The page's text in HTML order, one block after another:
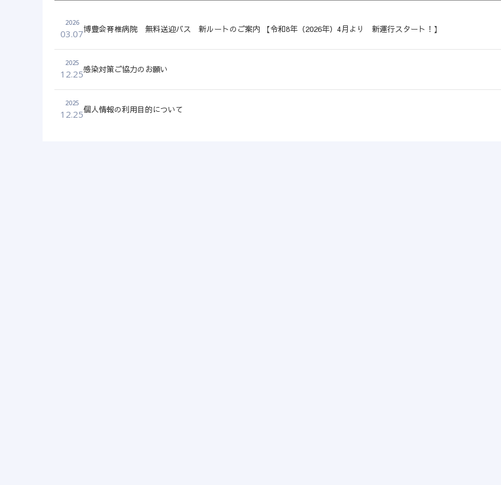
2026
03.07博豊会脊椎病院 無料送迎バス 新ルートのご案内 【令和8年（2026年）4月より 新運行スタート！】
2025
12.25感染対策ご協力のお願い
2025
12.25個人情報の利用目的について